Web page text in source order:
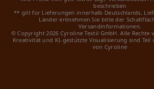
beschrieben
** gilt für Lieferungen innerhalb Deutschlands,
Länder entnehmen Sie bitte der
Versandinformationen.
© Copyright 2026 Cyroline Textil GmbH. Alle Rechte
Kreativität und KI-gestützte Visualisierung sind
von Cyroline